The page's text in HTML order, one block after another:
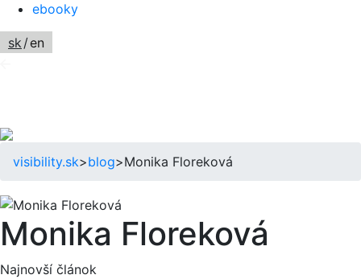
ebooky
sk/en
visibility.sk>blog>Monika Floreková
Monika Floreková
Najnovší článok